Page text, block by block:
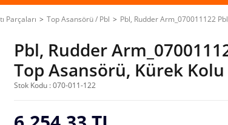
Parçaları Top Asansörü / Pbl Pbl, Rudder Arm_070011122
Pbl, Rudder
Top Asansörü, Kürek Kolu
Stok Kodu : 070-011-122